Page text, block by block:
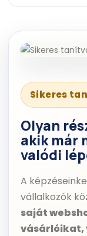
Sikeres
Olyan
akik már
valódi
A
vállalkozók
saját
vásárlóikat,